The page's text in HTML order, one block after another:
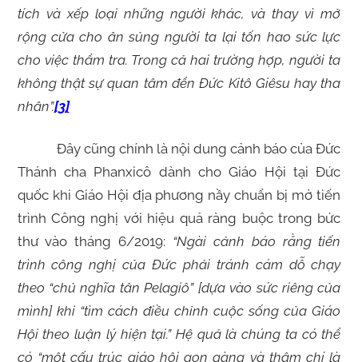
tích và xếp loại những người khác, và thay vì mở
rộng cửa cho ân sủng người ta lại tốn hao sức lực
cho việc thẩm tra. Trong cả hai trường hợp, người ta
không thật sự quan tâm đển Đức Kitô Giêsu hay tha
nhân”.[3]
Đây cũng chính là nội dung cảnh báo của Đức
Thánh cha Phanxicô dành cho Giáo Hội tại Đức
quốc khi Giáo Hội địa phương nầy chuẩn bị mở tiến
trình Công nghị với hiệu quả ràng buộc trong bức
thư vào tháng 6/2019: “Ngài cảnh báo rằng tiến
trình công nghị của Đức phải tránh cám dỗ chạy
theo “chủ nghĩa tân Pelagiô” [dựa vào sức riêng của
mình] khi “tìm cách điều chỉnh cuộc sống của Giáo
Hội theo luận lý hiện tại.” Hệ quả là chúng ta có thể
có “một cấu trúc giáo hội gọn gàng và thậm chí là